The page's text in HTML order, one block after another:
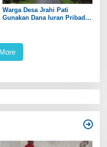
Warga Desa Jrahi Pati
Gunakan Dana Iuran Pribadi